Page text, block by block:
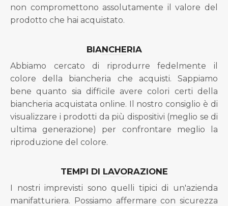
non compromettono assolutamente il valore del
prodotto che hai acquistato.
BIANCHERIA
Abbiamo cercato di riprodurre fedelmente il
colore della biancheria che acquisti. Sappiamo
bene quanto sia difficile avere colori certi della
biancheria acquistata online. Il nostro consiglio è di
visualizzare i prodotti da più dispositivi (meglio se di
ultima generazione) per confrontare meglio la
riproduzione del colore.
TEMPI DI LAVORAZIONE
I nostri imprevisti sono quelli tipici di un'azienda
manifatturiera. Possiamo affermare con sicurezza